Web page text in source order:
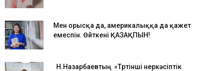
Мен орысқа да, америкалыққа да қажет
емеспін. Өйткені ҚАЗАҚПЫН!
Н.Назарбаевтың «Төртінші өнеркәсіптік